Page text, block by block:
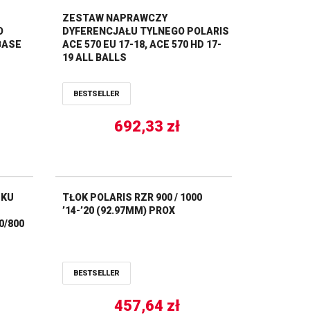
ZESTAW NAPRAWCZY
DYFERENCJAŁU TYLNEGO POLARIS
ACE 570 EU 17-18, ACE 570 HD 17-
19 ALL BALLS
BESTSELLER
692,33 zł
800
TŁOK POLARIS RZR 900 / 1000
’14-’20 (92.97MM) PROX
BESTSELLER
457,64 zł